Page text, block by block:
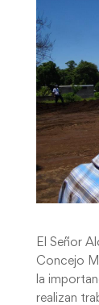
El Señor
Concejo
la
realizan